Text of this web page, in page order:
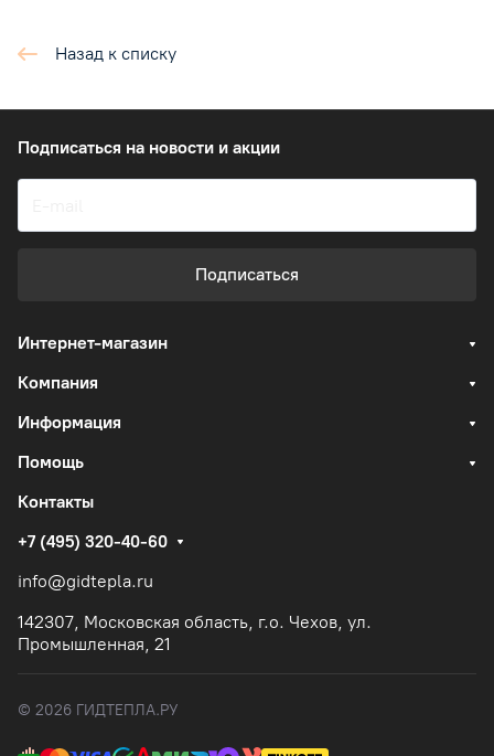
Назад к списку
Подписаться на новости и акции
Подписаться
Интернет-магазин
Компания
Информация
Помощь
Контакты
+7 (495) 320-40-60
info@gidtepla.ru
142307, Московская область, г.о. Чехов, ул.
Промышленная, 21
© 2026 ГИДТЕПЛА.РУ